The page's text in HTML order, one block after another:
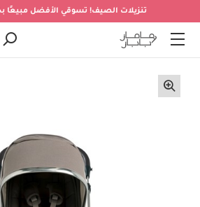
تنزيلات الصيف! تسوقي الأفضل مبيعًا